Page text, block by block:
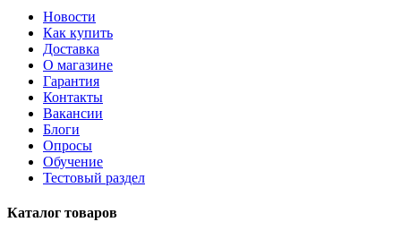
Новости
Как купить
Доставка
О магазине
Гарантия
Контакты
Вакансии
Блоги
Опросы
Обучение
Тестовый раздел
Каталог товаров